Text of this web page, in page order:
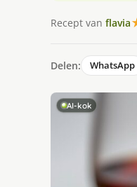
Recept van flavia
Delen: WhatsApp
AI-kok